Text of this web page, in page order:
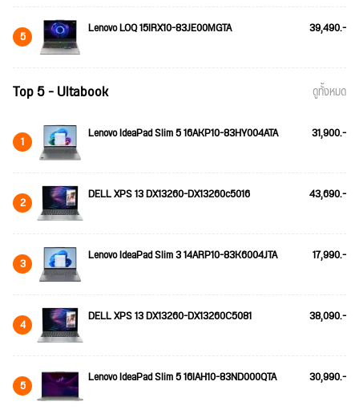
5 Lenovo LOQ 15IRX10-83JE00MGTA 39,490.-
Top 5 - Ultabook ดูทั้งหมด
1 Lenovo IdeaPad Slim 5 16AKP10-83HY004ATA 31,900.-
2 DELL XPS 13 DX13260-DX13260c5016 43,690.-
3 Lenovo IdeaPad Slim 3 14ARP10-83K6004JTA 17,990.-
4 DELL XPS 13 DX13260-DX13260C5081 38,090.-
5 Lenovo IdeaPad Slim 5 16IAH10-83ND000QTA 30,990.-